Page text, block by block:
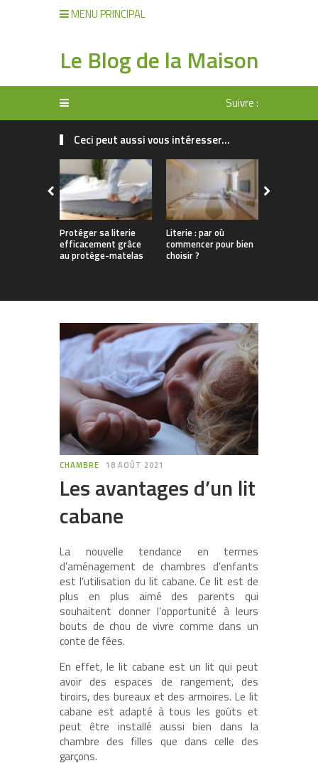
MENU PRINCIPAL
Le Blog de la Maison
Suivre :
Ceci peut aussi vous intéresser...
Protéger sa literie
efficacement grâce
au protège-matelas
Literie : par où
commencer pour bien
choisir ?
CHAMBRE 18 AOÛT 2021
Les avantages d’un lit
cabane
La nouvelle tendance en termes
d’aménagement de chambres d’enfants
est l’utilisation du lit cabane. Ce lit est de
plus en plus aimé des parents qui
souhaitent donner l’opportunité à leurs
bouts de chou de vivre comme dans un
conte de fées.
En effet, le lit cabane est un lit qui peut
avoir des espaces de rangement, des
tiroirs, des bureaux et des armoires. Le lit
cabane est adapté à tous les goûts et
peut être installé aussi bien dans la
chambre des filles que dans celle des
garçons.